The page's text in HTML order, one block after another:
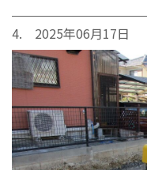
4. 2025年06月17日